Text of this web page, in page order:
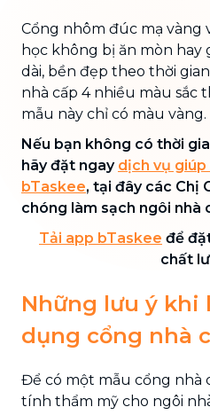
Cổng nhôm đúc mạ vàng
học không bị ăn mòn hay
dài, bền đẹp theo thời
nhà cấp 4 nhiều màu sắc
mẫu này chỉ có màu vàng.
Nếu bạn không có thời
hãy đặt ngay dịch vụ
bTaskee, tại đây các Chị
chóng làm sạch ngôi nhà
Tải app bTaskee để
chất
Những lưu ý khi
dụng cổng nhà
Để có một mẫu cổng nhà
tính thẩm mỹ cho ngôi